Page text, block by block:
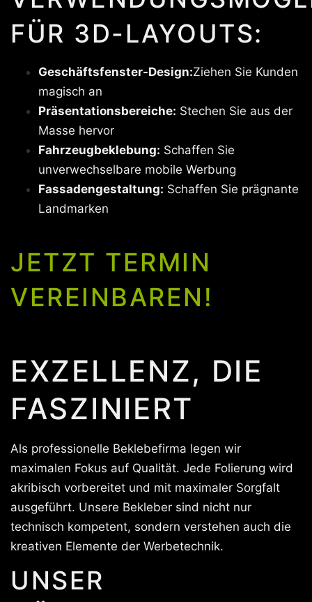
FÜR 3D-LAYOUTS:
Geschäftsfenster-Design:Ziehen Sie Kunden
magisch an
Präsentationsbereiche: Stechen Sie aus der
Masse hervor
Fahrzeugbeklebung: Schaffen Sie
unverwechselbare mobile Werbung
Fassadengestaltung: Schaffen Sie prägnante
Landmarken
JETZT TERMIN
VEREINBAREN!
EXZELLENZ, DIE
FASZINIERT
Als professionelle Beklebefirma legen wir
maximalen Fokus auf Qualität. Jede Folierung wird
akribisch vorbereitet und mit maximaler Sorgfalt
ausgeführt. Unsere Bekleber sind nicht nur
technisch kompetent, sondern verstehen auch die
kreativen Elemente der Werbetechnik.
UNSER